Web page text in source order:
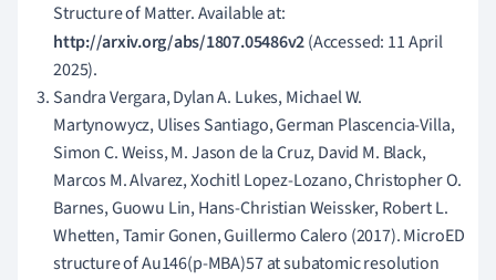
Structure of Matter. Available at:
http://arxiv.org/abs/1807.05486v2(Accessed: 11 April
2025).
Sandra Vergara, Dylan A. Lukes, Michael W.
Martynowycz, Ulises Santiago, German Plascencia-Villa,
Simon C. Weiss, M. Jason de la Cruz, David M. Black,
Marcos M. Alvarez, Xochitl Lopez-Lozano, Christopher O.
Barnes, Guowu Lin, Hans-Christian Weissker, Robert L.
Whetten, Tamir Gonen, Guillermo Calero (2017). MicroED
structure of Au146(p-MBA)57 at subatomic resolution